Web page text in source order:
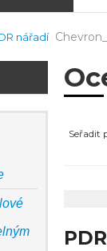
nářadí
Seřadit
PDR